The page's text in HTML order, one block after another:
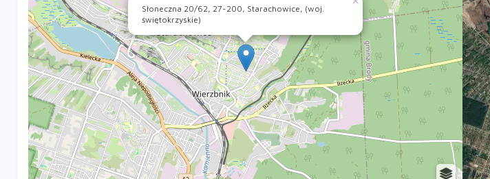
Słoneczna 20/62, 27-200, Starachowice, (woj.
świętokrzyskie)